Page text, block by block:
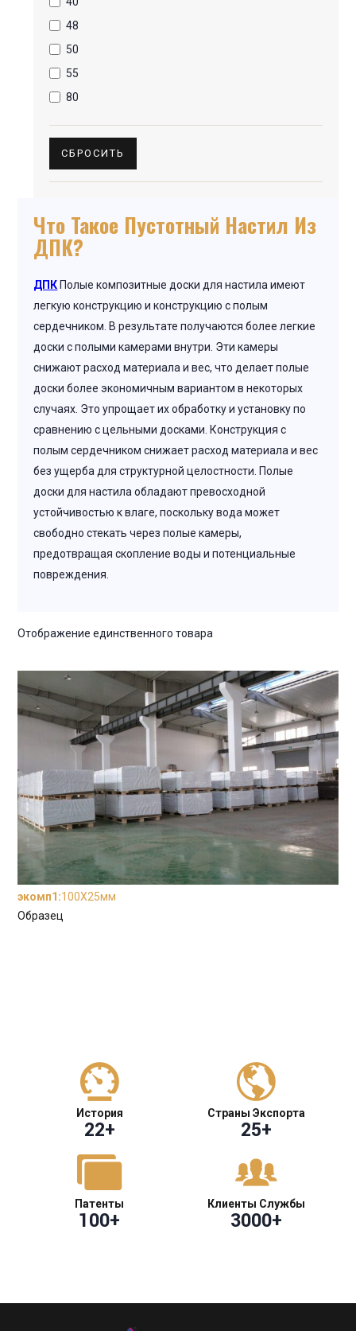
48
50
55
80
СБРОСИТЬ
Что Такое Пустотный Настил Из
ДПК?
ДПК Полые композитные доски для настила имеют
легкую конструкцию и конструкцию с полым
сердечником. В результате получаются более легкие
доски с полыми камерами внутри. Эти камеры
снижают расход материала и вес, что делает полые
доски более экономичным вариантом в некоторых
случаях. Это упрощает их обработку и установку по
сравнению с цельными досками. Конструкция с
полым сердечником снижает расход материала и вес
без ущерба для структурной целостности. Полые
доски для настила обладают превосходной
устойчивостью к влаге, поскольку вода может
свободно стекать через полые камеры,
предотвращая скопление воды и потенциальные
повреждения.
Отображение единственного товара
экомп1 :100X25мм
Образец
История
22+
Страны Экспорта
25+
Патенты
100+
Клиенты Службы
3000+